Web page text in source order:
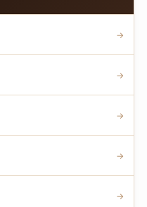
→
→
→
→
→